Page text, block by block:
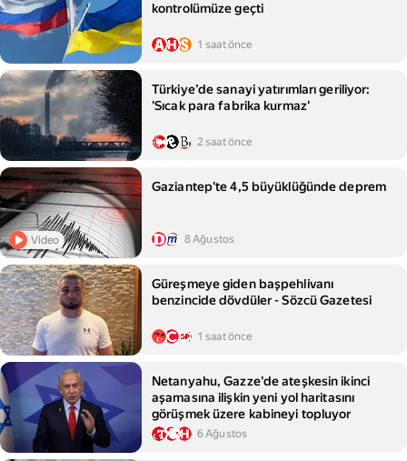
kontrolümüze geçti
1 saat önce
Türkiye’de sanayi yatırımları geriliyor:
'Sıcak para fabrika kurmaz'
2 saat önce
Video
Gaziantep'te 4,5 büyüklüğünde deprem
8 Ağustos
Güreşmeye giden başpehlivanı
benzincide dövdüler - Sözcü Gazetesi
1 saat önce
Netanyahu, Gazze'de ateşkesin ikinci
aşamasına ilişkin yeni yol haritasını
görüşmek üzere kabineyi topluyor
6 Ağustos